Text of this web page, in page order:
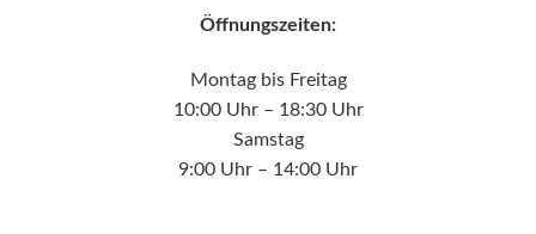
Öffnungszeiten:
Montag bis Freitag
10:00 Uhr – 18:30 Uhr
Samstag
9:00 Uhr – 14:00 Uhr